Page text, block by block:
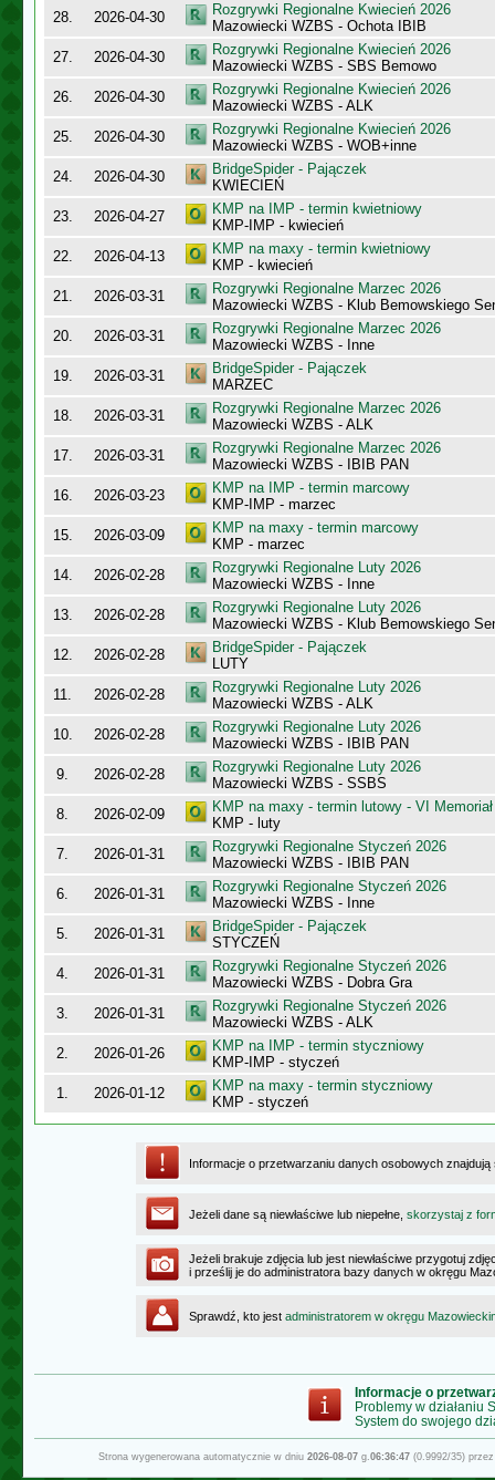
28.
2026-04-30
Rozgrywki Regionalne Kwiecień 2026
Mazowiecki WZBS - Ochota IBIB
27.
2026-04-30
Rozgrywki Regionalne Kwiecień 2026
Mazowiecki WZBS - SBS Bemowo
26.
2026-04-30
Rozgrywki Regionalne Kwiecień 2026
Mazowiecki WZBS - ALK
25.
2026-04-30
Rozgrywki Regionalne Kwiecień 2026
Mazowiecki WZBS - WOB+inne
24.
2026-04-30
BridgeSpider - Pajączek
KWIECIEŃ
23.
2026-04-27
KMP na IMP - termin kwietniowy
KMP-IMP - kwiecień
22.
2026-04-13
KMP na maxy - termin kwietniowy
KMP - kwiecień
21.
2026-03-31
Rozgrywki Regionalne Marzec 2026
Mazowiecki WZBS - Klub Bemowskiego
20.
2026-03-31
Rozgrywki Regionalne Marzec 2026
Mazowiecki WZBS - Inne
19.
2026-03-31
BridgeSpider - Pajączek
MARZEC
18.
2026-03-31
Rozgrywki Regionalne Marzec 2026
Mazowiecki WZBS - ALK
17.
2026-03-31
Rozgrywki Regionalne Marzec 2026
Mazowiecki WZBS - IBIB PAN
16.
2026-03-23
KMP na IMP - termin marcowy
KMP-IMP - marzec
15.
2026-03-09
KMP na maxy - termin marcowy
KMP - marzec
14.
2026-02-28
Rozgrywki Regionalne Luty 2026
Mazowiecki WZBS - Inne
13.
2026-02-28
Rozgrywki Regionalne Luty 2026
Mazowiecki WZBS - Klub Bemowskiego
12.
2026-02-28
BridgeSpider - Pajączek
LUTY
11.
2026-02-28
Rozgrywki Regionalne Luty 2026
Mazowiecki WZBS - ALK
10.
2026-02-28
Rozgrywki Regionalne Luty 2026
Mazowiecki WZBS - IBIB PAN
9.
2026-02-28
Rozgrywki Regionalne Luty 2026
Mazowiecki WZBS - SSBS
8.
2026-02-09
KMP na maxy - termin lutowy - VI
KMP - luty
7.
2026-01-31
Rozgrywki Regionalne Styczeń 2026
Mazowiecki WZBS - IBIB PAN
6.
2026-01-31
Rozgrywki Regionalne Styczeń 2026
Mazowiecki WZBS - Inne
5.
2026-01-31
BridgeSpider - Pajączek
STYCZEŃ
4.
2026-01-31
Rozgrywki Regionalne Styczeń 2026
Mazowiecki WZBS - Dobra Gra
3.
2026-01-31
Rozgrywki Regionalne Styczeń 2026
Mazowiecki WZBS - ALK
2.
2026-01-26
KMP na IMP - termin styczniowy
KMP-IMP - styczeń
1.
2026-01-12
KMP na maxy - termin styczniowy
KMP - styczeń
Informacje o przetwarzaniu danych osobowych
Jeżeli dane są niewłaściwe lub niepełne, skorzystaj z
Jeżeli brakuje zdjęcia lub jest niewłaściwe przygotuj
i prześlij je do administratora bazy danych w okręgu
Sprawdź, kto jest administratorem w okręgu
Informacje o
Problemy w działaniu
System do swojego
Strona wygenerowana automatycznie w dniu 2026-08-07g.06:36:47(0.9992/35)